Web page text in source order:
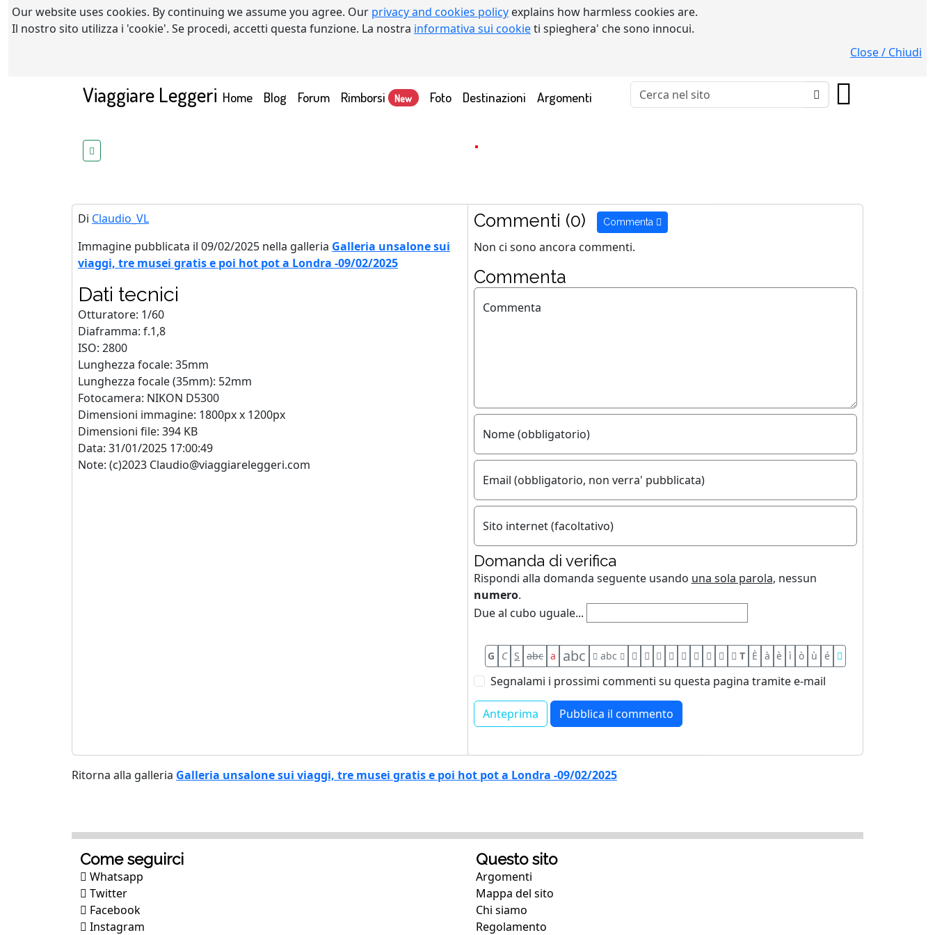
Our website uses cookies. By continuing we assume you agree. Our privacy and cookies policy explains how harmless cookies are.
Il nostro sito utilizza i 'cookie'. Se procedi, accetti questa funzione. La nostra informativa sui cookieti spieghera' che sono innocui.
Close / Chiudi
Viaggiare Leggeri Home(current)
Blog Forum Rimborsi New Foto Destinazioni Argomenti
Di Claudio_VL
Immagine pubblicata il 09/02/2025 nella galleria Galleria unsalone sui
viaggi, tre musei gratis e poi hot pot a Londra -09/02/2025
Dati tecnici
Otturatore: 1/60
Diaframma: f.1,8
ISO: 2800
Lunghezza focale: 35mm
Lunghezza focale (35mm): 52mm
Fotocamera: NIKON D5300
Dimensioni immagine: 1800px x 1200px
Dimensioni file: 394 KB
Data: 31/01/2025 17:00:49
Note: (c)2023 Claudio@viaggiareleggeri.com
Commenti (0) Commenta
Non ci sono ancora commenti.
Commenta
Commenta
Nome (obbligatorio)
Email (obbligatorio, non verra' pubblicata)
Sito internet (facoltativo)
Domanda di verifica
Rispondi alla domanda seguente usando una sola parola, nessun
numero.
Due al cubo uguale...
G C S abc a abc abc T È à è ì ò ù é
Segnalami i prossimi commenti su questa pagina tramite e-mail
Ritorna alla galleria Galleria unsalone sui viaggi, tre musei gratis e poi hot pot a Londra -09/02/2025
Come seguirci
Whatsapp
Twitter
Facebook
Instagram
Questo sito
Argomenti
Mappa del sito
Chi siamo
Regolamento